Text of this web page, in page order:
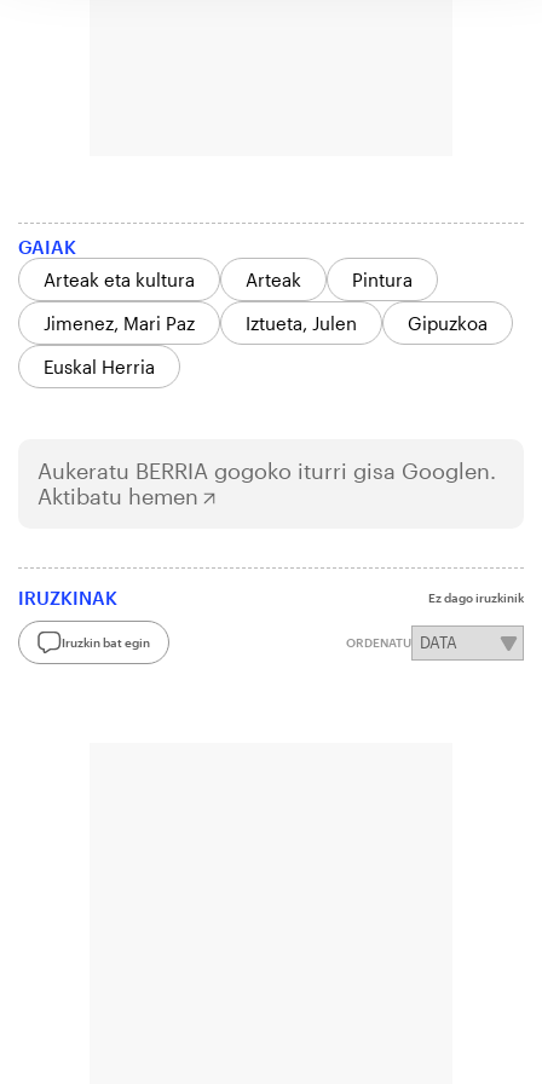
GAIAK
Arteak eta kultura
Arteak
Pintura
Jimenez, Mari Paz
Iztueta, Julen
Gipuzkoa
Euskal Herria
Aukeratu BERRIA gogoko iturri gisa Googlen.
Aktibatu hemen
IRUZKINAK Ez dago iruzkinik
Iruzkin bat egin ORDENATU